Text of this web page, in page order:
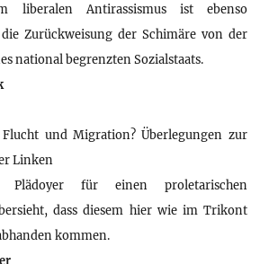
liberalen Antirassismus ist ebenso
Zurückweisung der Schimäre von der
national begrenzten Sozialstaats.
und Migration? Überlegungen zur
Linken
Plädoyer für einen proletarischen
dass diesem hier wie im Trikont
kommen.